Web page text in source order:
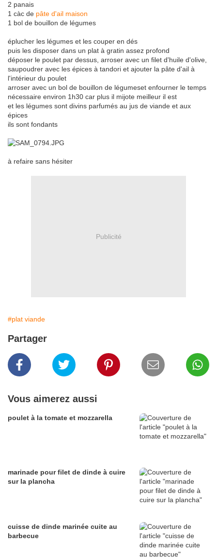
2 panais
1 càc de pâte d'ail maison
1 bol de bouillon de légumes
éplucher les légumes et les couper en dés
puis les disposer dans un plat à gratin assez profond
déposer le poulet par dessus, arroser avec un filet d'huile d'olive,
saupoudrer avec les épices à tandori et ajouter la pâte d'ail à
l'intérieur du poulet
arroser avec un bol de bouillon de légumeset enfourner le temps
nécessaire environ 1h30 car plus il mijote meilleur il est
et les légumes sont divins parfumés au jus de viande et aux
épices
ils sont fondants
à refaire sans hésiter
Publicité
#plat viande
Partager
Vous aimerez aussi
poulet à la tomate et mozzarella
marinade pour filet de dinde à cuire
sur la plancha
cuisse de dinde marinée cuite au
barbecue